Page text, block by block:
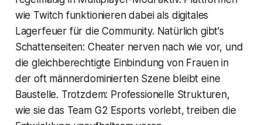
wie Twitch funktionieren dabei als digitales
Lagerfeuer für die Community. Natürlich gibt's
Schattenseiten: Cheater nerven nach wie vor, und
die gleichberechtigte Einbindung von Frauen in
der oft männerdominierten Szene bleibt eine
Baustelle. Trotzdem: Professionelle Strukturen,
wie sie das Team G2 Esports vorlebt, treiben die